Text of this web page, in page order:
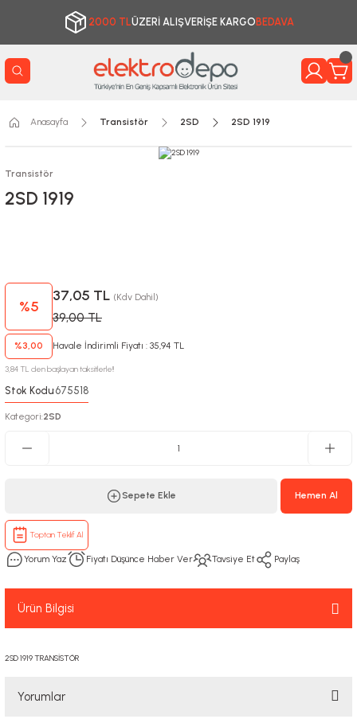
2000 TLÜZERİ ALIŞVERİŞE KARGO BEDAVA
Anasayfa Transistör 2SD 2SD 1919
Transistör
2SD 1919
%5
37,05 TL (Kdv Dahil)
39,00 TL
%3,00 Havale İndirimli Fiyatı : 35,94 TL
3,84 TL den başlayan taksitlerle!!
Stok Kodu:675518
Kategori:2SD
Sepete Ekle Hemen Al
Toptan Teklif Al
Yorum Yaz Fiyatı Düşünce Haber Ver Tavsiye Et Paylaş
Ürün Bilgisi
2SD 1919 TRANSİSTÖR
Yorumlar